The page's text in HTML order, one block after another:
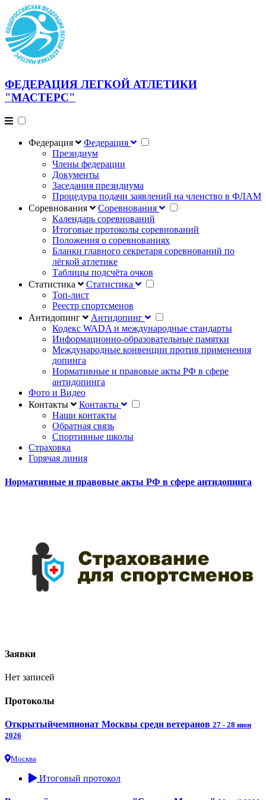
ФЕДЕРАЦИЯ ЛЕГКОЙ АТЛЕТИКИ
"МАСТЕРС"
Федерация
Федерация
Президиум
Члены федерации
Документы
Заседания президиума
Процедура подачи заявлений на членство в ФЛАМ
Соревнования
Соревнования
Календарь соревнований
Итоговые протоколы соревнований
Положения о соревнованиях
Бланки главного секретаря соревнований по
лёгкой атлетике
Таблицы подсчёта очков
Статистика
Статистика
Топ-лист
Реестр спортсменов
Антидопинг
Антидопинг
Кодекс WADA и международные стандарты
Информационно-образовательные памятки
Международные конвенции против применения
допинга
Нормативные и правовые акты РФ в сфере
антидопинга
Фото и Видео
Контакты
Контакты
Наши контакты
Обратная связь
Спортивные школы
Страховка
Горячая линия
Нормативные и правовые акты РФ в сфере антидопинга
Заявки
Нет записей
Протоколы
Открытыйчемпионат Москвы среди ветеранов 27 - 28 июн
2026
Москва
Итоговый протокол